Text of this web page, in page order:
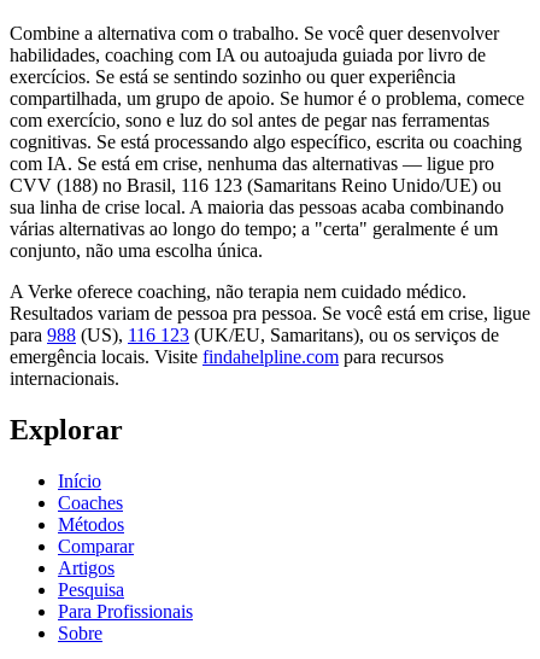
Combine a alternativa com o trabalho. Se você quer desenvolver
habilidades, coaching com IA ou autoajuda guiada por livro de
exercícios. Se está se sentindo sozinho ou quer experiência
compartilhada, um grupo de apoio. Se humor é o problema, comece
com exercício, sono e luz do sol antes de pegar nas ferramentas
cognitivas. Se está processando algo específico, escrita ou coaching
com IA. Se está em crise, nenhuma das alternativas — ligue pro
CVV (188) no Brasil, 116 123 (Samaritans Reino Unido/UE) ou
sua linha de crise local. A maioria das pessoas acaba combinando
várias alternativas ao longo do tempo; a "certa" geralmente é um
conjunto, não uma escolha única.
A Verke oferece coaching, não terapia nem cuidado médico.
Resultados variam de pessoa pra pessoa. Se você está em crise, ligue
para 988 (US), 116 123 (UK/EU, Samaritans), ou os serviços de
emergência locais. Visite findahelpline.com para recursos
internacionais.
Explorar
Início
Coaches
Métodos
Comparar
Artigos
Pesquisa
Para Profissionais
Sobre